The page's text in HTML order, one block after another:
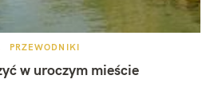
PRZEWODNIKI
w uroczym mieście